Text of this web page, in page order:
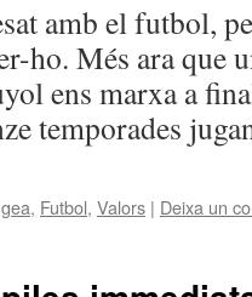
amb el futbol,
ho. Més ara que
ens marxa a
temporades
, Futbol, Valors | Deixa un